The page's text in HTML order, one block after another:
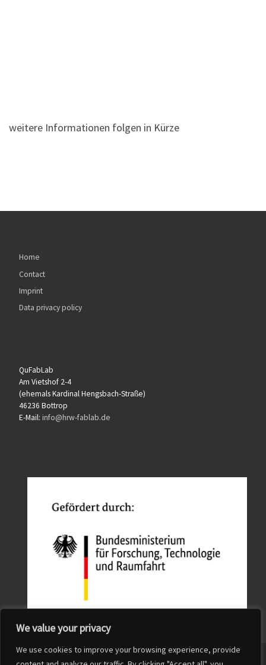
We value your privacy
We use cookies to improve your browsing experience, provide
weitere Informationen folgen in Kürze
Home
Contact
Imprint
Data privacy policy
QuFabLab
Am Vietshof 2-4
(ehemals Kardinal Hengsbach-Straße)
46236 Bottrop
E-Mail: info@hrw-fablab.de
© 2026QuFabLab– All rights reserved